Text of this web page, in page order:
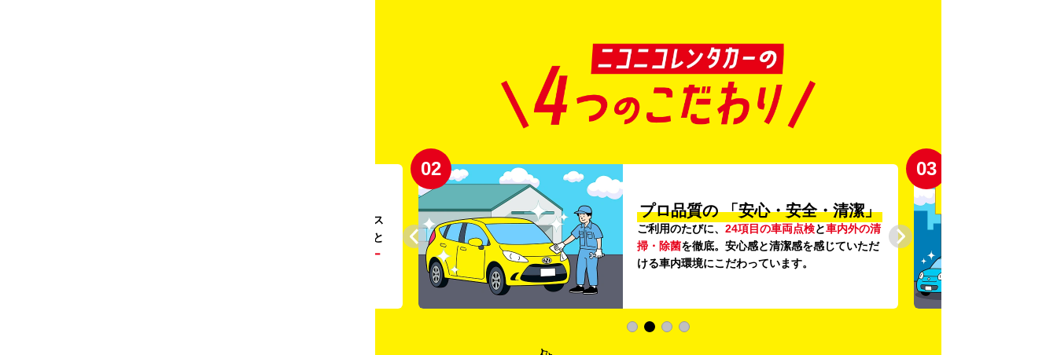
。ガソリンス
タンドや整備工場の既存インフラを活用すること
リー
02
プロ品質の 「安心・安全・清潔」
ご利用のたびに、 24項目の車両点検と車内外の清
掃・除菌を徹底。安心感と清潔感を感じていただ
ける車内環境にこだわっています。
03